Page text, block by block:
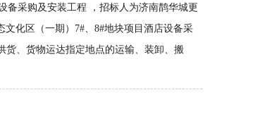
备采购及安装工程 ，招标人为济南鹊华城更
化区（一期）7#、8#地块项目酒店设备采
货、货物运达指定地点的运输、装卸、搬